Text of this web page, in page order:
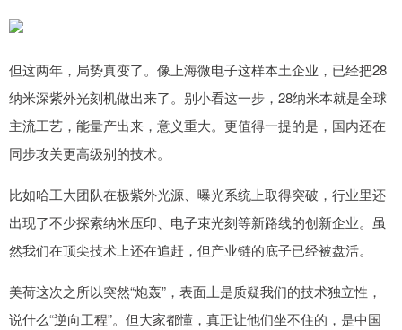
但这两年，局势真变了。像上海微电子这样本土企业，已经把28
纳米深紫外光刻机做出来了。别小看这一步，28纳米本就是全球
主流工艺，能量产出来，意义重大。更值得一提的是，国内还在
同步攻关更高级别的技术。
比如哈工大团队在极紫外光源、曝光系统上取得突破，行业里还
出现了不少探索纳米压印、电子束光刻等新路线的创新企业。虽
然我们在顶尖技术上还在追赶，但产业链的底子已经被盘活。
美荷这次之所以突然“炮轰”，表面上是质疑我们的技术独立性，
说什么“逆向工程”。但大家都懂，真正让他们坐不住的，是中国